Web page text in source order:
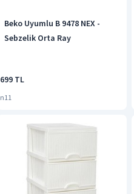
Beko Uyumlu B 9478 NEX -
Sebzelik Orta Ray
699 TL
n11